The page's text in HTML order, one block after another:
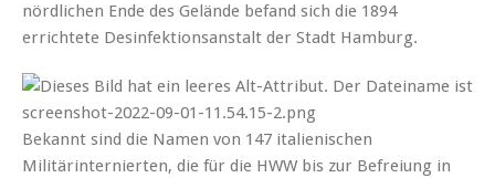
nördlichen Ende des Gelände befand sich die 1894
errichtete Desinfektionsanstalt der Stadt Hamburg.
Bekannt sind die Namen von 147 italienischen
Militärinternierten, die für die HWW bis zur Befreiung in